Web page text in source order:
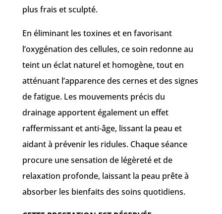
plus frais et sculpté.
En éliminant les toxines et en favorisant
l’oxygénation des cellules, ce soin redonne au
teint un éclat naturel et homogène, tout en
atténuant l’apparence des cernes et des signes
de fatigue. Les mouvements précis du
drainage apportent également un effet
raffermissant et anti-âge, lissant la peau et
aidant à prévenir les ridules. Chaque séance
procure une sensation de légèreté et de
relaxation profonde, laissant la peau prête à
absorber les bienfaits des soins quotidiens.